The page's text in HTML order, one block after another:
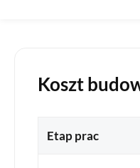
Koszt
Etap prac